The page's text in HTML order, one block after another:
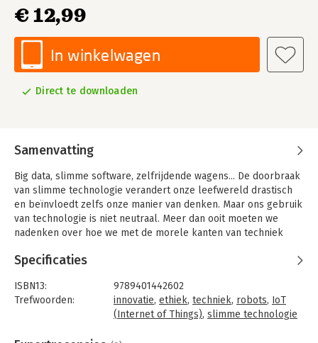
€ 12,99
In winkelwagen
Direct te downloaden
Samenvatting
Big data, slimme software, zelfrijdende wagens... De doorbraak
van slimme technologie verandert onze leefwereld drastisch
en beïnvloedt zelfs onze manier van denken. Maar ons gebruik
van technologie is niet neutraal. Meer dan ooit moeten we
nadenken over hoe we met de morele kanten van techniek
'Robot aan het stuur' analyseert de verwevenheid tussen
techniek en ethiek en draagt bouwstenen aan voor
waardengedreven innovatie. Het boek toont aan dat we het
potentieel van artificiële intelligentie en slimme robots alleen
Specificaties
ISBN13:
9789401442602
Trefwoorden:
innovatie, ethiek, techniek, robots, IoT
(Internet of Things), slimme technologie